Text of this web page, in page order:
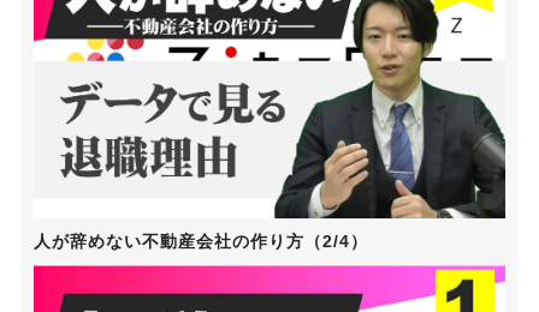
人が辞めない不動産会社の作り方（2/4）